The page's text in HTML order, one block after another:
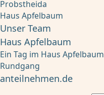
Probstheida
Haus Apfelbaum
Unser Team
Haus Apfelbaum
Ein Tag im Haus Apfelbaum
Rundgang
anteilnehmen.de